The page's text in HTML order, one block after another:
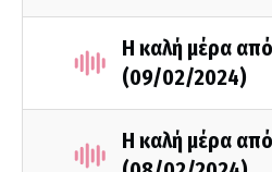
Η καλή μέρα
(09/02/2024)
Η καλή μέρα